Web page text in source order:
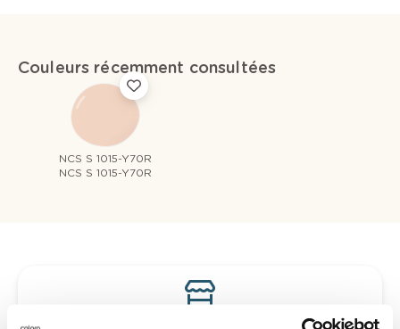
Couleurs récemment consultées
NCS S 1015-Y70R
NCS S 1015-Y70R
Voyez votre couleur en magasin